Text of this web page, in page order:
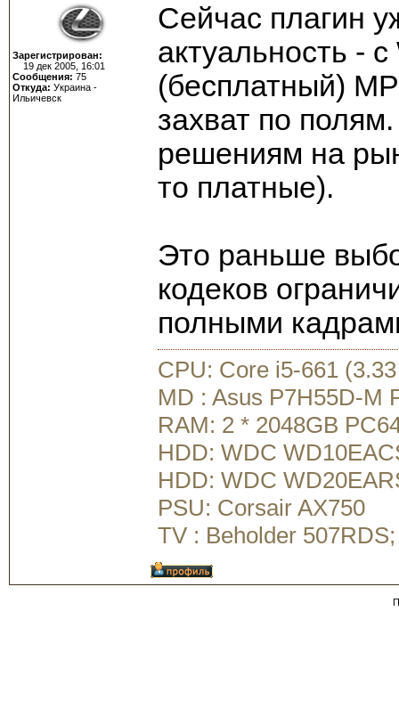
Зарегистрирован:
19 дек 2005, 16:01
Сообщения: 75
Откуда: Украина -
Ильичевск
Сейчас плагин
актуальность -
(бесплатный)
захват по
решениям на
то платные).
Это раньше
кодеков
полными
CPU: Core i5-661
MD : Asus P7H55D-M
RAM: 2 * 2048GB
HDD: WDC
HDD: WDC
PSU: Corsair AX750
TV : Beholder